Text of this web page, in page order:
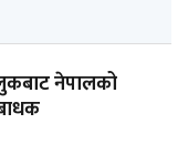
नेपालको